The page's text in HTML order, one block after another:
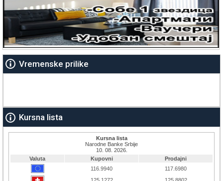
Vremenske prilike
Kursna lista